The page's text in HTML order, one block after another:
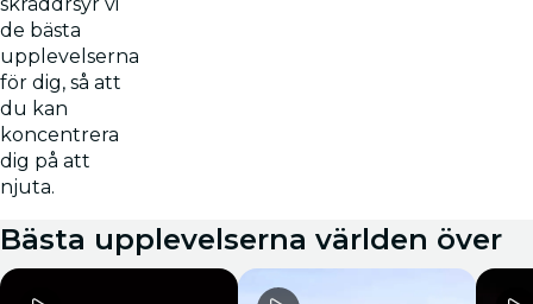
de bästa
upplevelserna
för dig, så att
du kan
koncentrera
dig på att
njuta.
Bästa upplevelserna världen över